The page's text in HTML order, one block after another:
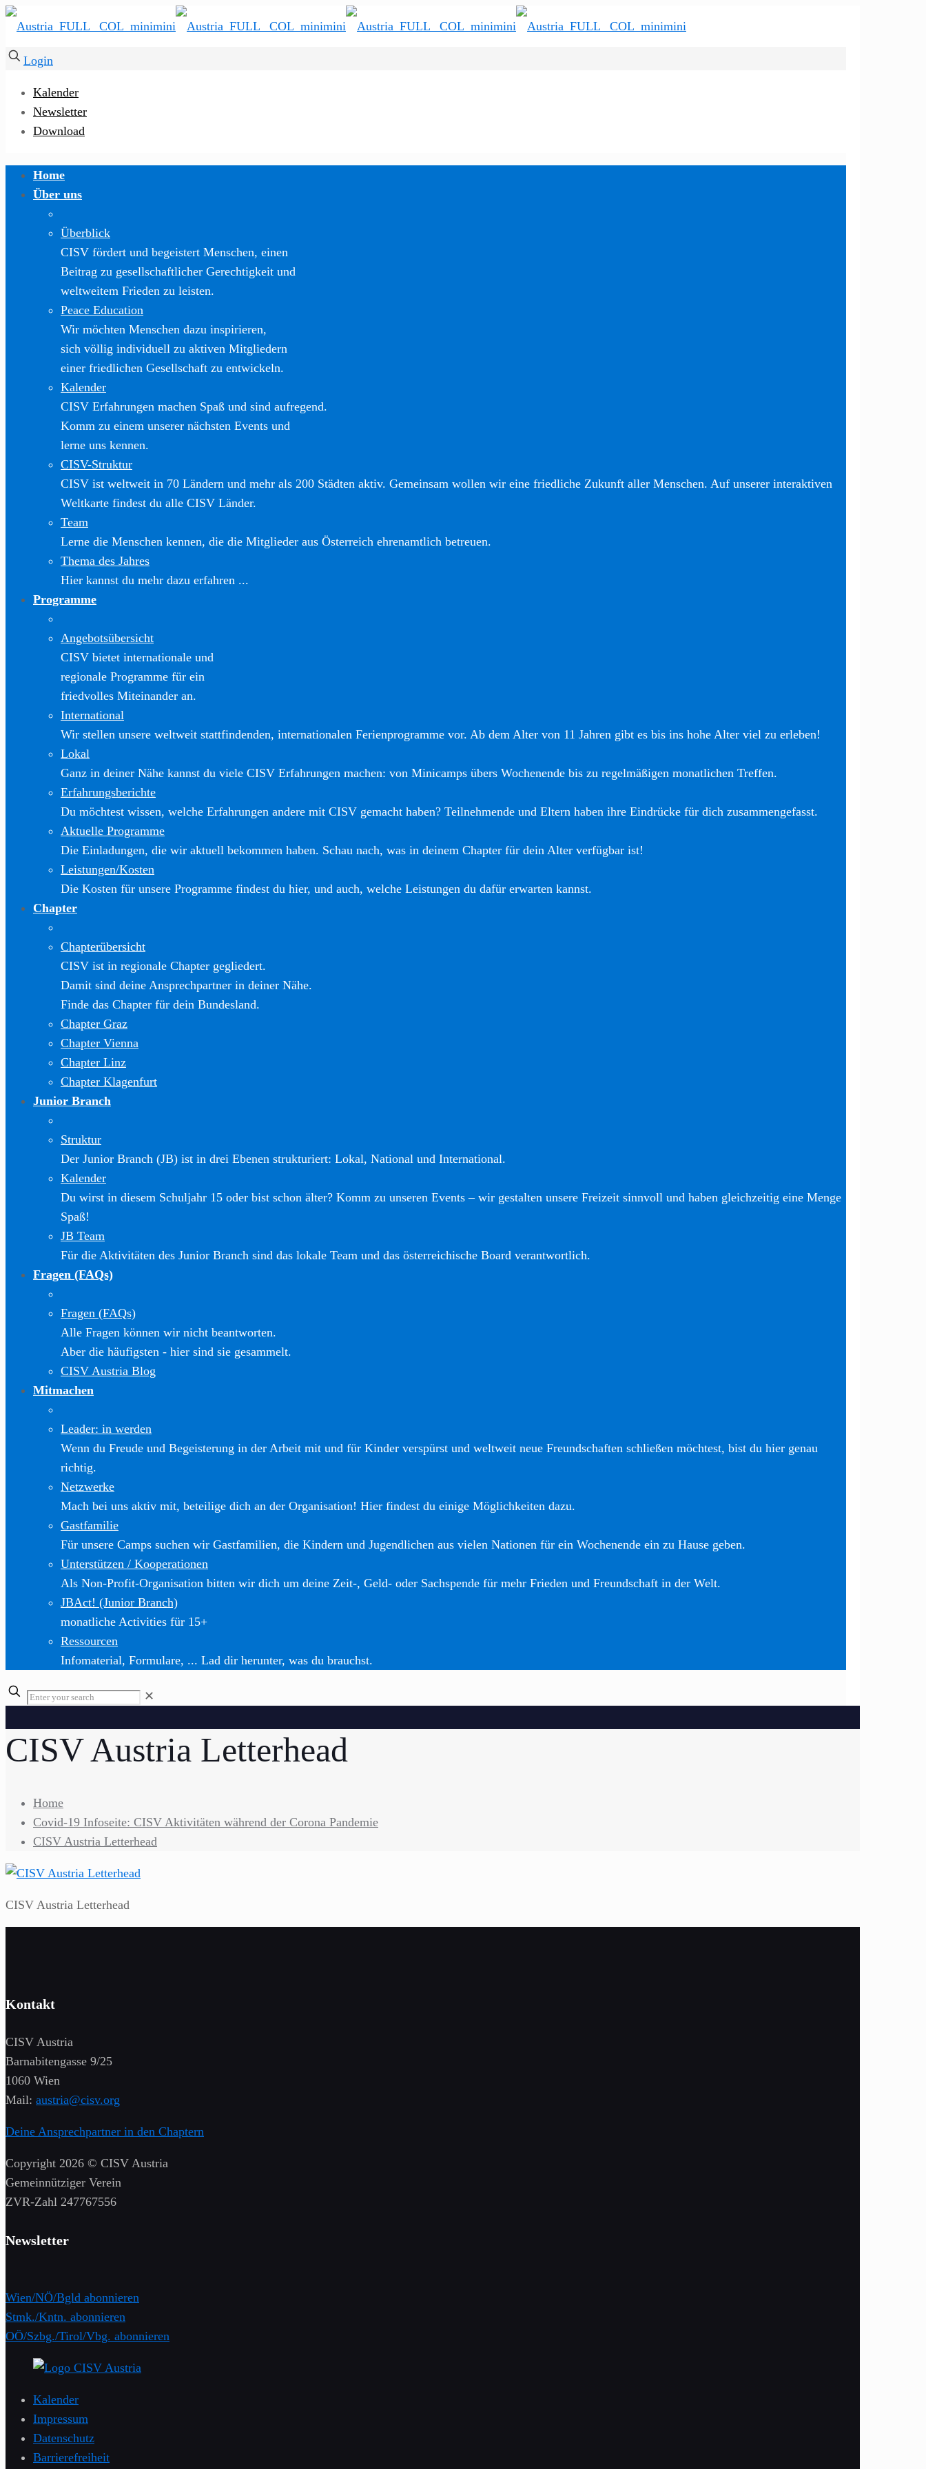
Login
Kalender
Newsletter
Download
Home
Über uns
Überblick
CISV fördert und begeistert Menschen, einen
Beitrag zu gesellschaftlicher Gerechtigkeit und
weltweitem Frieden zu leisten.
Peace Education
Wir möchten Menschen dazu inspirieren,
sich völlig individuell zu aktiven Mitgliedern
einer friedlichen Gesellschaft zu entwickeln.
Kalender
CISV Erfahrungen machen Spaß und sind aufregend.
Komm zu einem unserer nächsten Events und
lerne uns kennen.
CISV-Struktur
CISV ist weltweit in 70 Ländern und mehr als 200 Städten aktiv. Gemeinsam wollen wir eine friedliche Zukunft aller Menschen. Auf unserer interaktiven
Weltkarte findest du alle CISV Länder.
Team
Lerne die Menschen kennen, die die Mitglieder aus Österreich ehrenamtlich betreuen.
Thema des Jahres
Hier kannst du mehr dazu erfahren ...
Programme
Angebotsübersicht
CISV bietet internationale und
regionale Programme für ein
friedvolles Miteinander an.
International
Wir stellen unsere weltweit stattfindenden, internationalen Ferienprogramme vor. Ab dem Alter von 11 Jahren gibt es bis ins hohe Alter viel zu erleben!
Lokal
Ganz in deiner Nähe kannst du viele CISV Erfahrungen machen: von Minicamps übers Wochenende bis zu regelmäßigen monatlichen Treffen.
Erfahrungsberichte
Du möchtest wissen, welche Erfahrungen andere mit CISV gemacht haben? Teilnehmende und Eltern haben ihre Eindrücke für dich zusammengefasst.
Aktuelle Programme
Die Einladungen, die wir aktuell bekommen haben. Schau nach, was in deinem Chapter für dein Alter verfügbar ist!
Leistungen/Kosten
Die Kosten für unsere Programme findest du hier, und auch, welche Leistungen du dafür erwarten kannst.
Chapter
Chapterübersicht
CISV ist in regionale Chapter gegliedert.
Damit sind deine Ansprechpartner in deiner Nähe.
Finde das Chapter für dein Bundesland.
Chapter Graz
Chapter Vienna
Chapter Linz
Chapter Klagenfurt
Junior Branch
Struktur
Der Junior Branch (JB) ist in drei Ebenen strukturiert: Lokal, National und International.
Kalender
Du wirst in diesem Schuljahr 15 oder bist schon älter? Komm zu unseren Events – wir gestalten unsere Freizeit sinnvoll und haben gleichzeitig eine Menge
Spaß!
JB Team
Für die Aktivitäten des Junior Branch sind das lokale Team und das österreichische Board verantwortlich.
Fragen (FAQs)
Fragen (FAQs)
Alle Fragen können wir nicht beantworten.
Aber die häufigsten - hier sind sie gesammelt.
CISV Austria Blog
Mitmachen
Leader: in werden
Wenn du Freude und Begeisterung in der Arbeit mit und für Kinder verspürst und weltweit neue Freundschaften schließen möchtest, bist du hier genau
richtig.
Netzwerke
Mach bei uns aktiv mit, beteilige dich an der Organisation! Hier findest du einige Möglichkeiten dazu.
Gastfamilie
Für unsere Camps suchen wir Gastfamilien, die Kindern und Jugendlichen aus vielen Nationen für ein Wochenende ein zu Hause geben.
Unterstützen / Kooperationen
Als Non-Profit-Organisation bitten wir dich um deine Zeit-, Geld- oder Sachspende für mehr Frieden und Freundschaft in der Welt.
JBAct! (Junior Branch)
monatliche Activities für 15+
Ressourcen
Infomaterial, Formulare, ... Lad dir herunter, was du brauchst.
✕
CISV Austria Letterhead
Home
Covid-19 Infoseite: CISV Aktivitäten während der Corona Pandemie
CISV Austria Letterhead
CISV Austria Letterhead
Kontakt
CISV Austria
Barnabitengasse 9/25
1060 Wien
Mail: austria@cisv.org
Deine Ansprechpartner in den Chaptern
Copyright 2026 © CISV Austria
Gemeinnütziger Verein
​ZVR-Zahl 247767556
Newsletter
Wien/NÖ/Bgld abonnieren
Stmk./Kntn. abonnieren
OÖ/Szbg./Tirol/Vbg. abonnieren
Kalender
Impressum
Datenschutz
Barrierefreiheit